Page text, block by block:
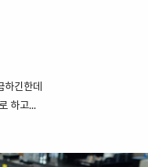
긴한데
하고...